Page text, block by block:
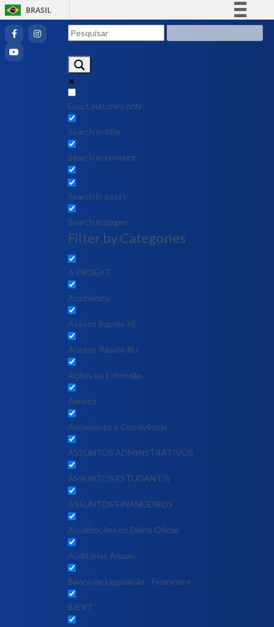
BRASIL
Exact matches only
Search in title
Search in content
Search in posts
Search in pages
Filter by Categories
A PROEXT
Acadêmico
Acesso Rápido RE
Acesso Rápido RU
Ações de Extensão
Almoço
Alojamento e Convivência
ASSUNTOS ADMINSTRATIVOS
ASSUNTOS ESTUDANTIS
ASSUNTOS FINANCEIROS
Atualizações do Diário Oficial
Auditórias Anuais
Banco de Legislação - Financeiro
BIEXT